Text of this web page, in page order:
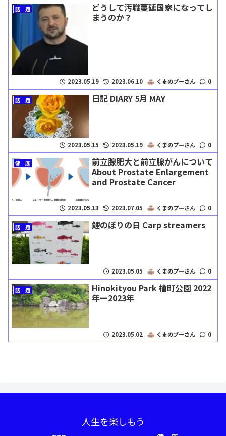
話 題
どうして汚職蔓延国家になってし
まうのか？
2023.05.19 2023.06.10 くまのプーさん 0
話 題 日記 DIARY 5月 MAY
2023.05.15 2023.05.19 くまのプーさん 0
健 康
前立腺肥大と前立腺がんについて
About Prostate Enlargement
and Prostate Cancer
2023.05.13 2023.07.05 くまのプーさん 0
話 題 鯉のぼりの日 Carp streamers
2023.05.05 くまのプーさん 0
話 題
Hinokityou Park 檜町公園 2022
年ー2023年
2023.05.02 くまのプーさん 0
人生を楽しもう